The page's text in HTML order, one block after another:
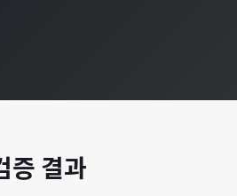
증 결과